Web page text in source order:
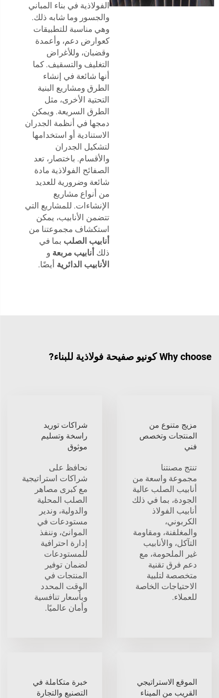
الفولاذية في بناء المباني
والجسور وما شابه ذلك.
وهي مناسبة للتطبيقات
كعوارض دعم، وأعمدة
وقضبان، وللأغراض
التغليف والتسقيف. كما
أنها شائعة في إنشاء
الطرق ومشاريع البنية
التحتية الأخرى، مثل
الطرق السريعة. ويمكن
دمجها في أنظمة الجدران
الاستنادية أو استخدامها
لتشكيل الجدران
والأقسام. باختصار، تعد
الصفائح الفولاذية مادة
شائعة وضرورية للعديد
من أنواع مشاريع
الإنشاءات. للمشاريع التي
تتضمن الأنابيب، يمكن
استكشاف مجموعتنا من
أنابيب الصلب بما في
ذلك أنابيب مربعة و
الأنابيب الدائرية أيضًا.
Why choose كونيو صفيحة فولاذية للبناء?
مزيج متنوع من
المنتجات وتخصص
فني
تنتج مصنتنا
مجموعة واسعة من
أنابيب الصلب عالية
الجودة، بما في ذلك
أنابيب الفولاذ
الكربوني،
والمغلفنة، ومقاومة
التآكل، والأنابيب
غير الملحومة، مع
دعم فرق تقنية
متخصصة لتلبية
الاحتياجات الخاصة
للعملاء.
شراكات توريد
راسخة وتسليم
موثوق
نحافظ على
شراكات استراتيجية
مع كبرى مصاهر
الصلب المحلية
والدولية، وندير
مستودعات في
الموانئ، وننفذ
إدارة احترافية
للمستودعات
لضمان توفير
المنتجات في
الوقت المحدد
وبأسعار تنافسية
وأمان عالميًا.
الموقع الاستراتيجي
القريب من الميناء
خبرة متكاملة في
التصنيع والتجارة